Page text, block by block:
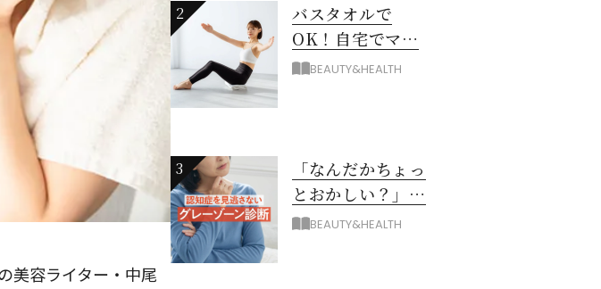
美容ライター・中尾
2
バスタオルで
OK！自宅でマシ
ン級に骨から整え
BEAUTY&HEALTH
3
「なんだかちょっ
とおかしい？」を
見逃さない！ 認知
BEAUTY&HEALTH